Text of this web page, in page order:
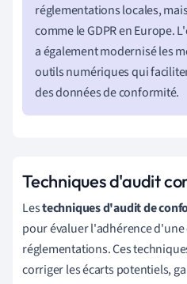
réglementations locales,
comme le GDPR en Europe.
a également modernisé les
outils numériques qui
des données de conformité.
Techniques d'audit
Lestechniques d'audit de
pour évaluer l'adhérence
réglementations. Ces
corriger les écarts potentiels,